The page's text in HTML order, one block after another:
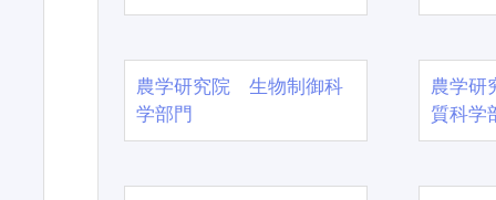
農学研究院 生物制御科
学部門
農学
質科学